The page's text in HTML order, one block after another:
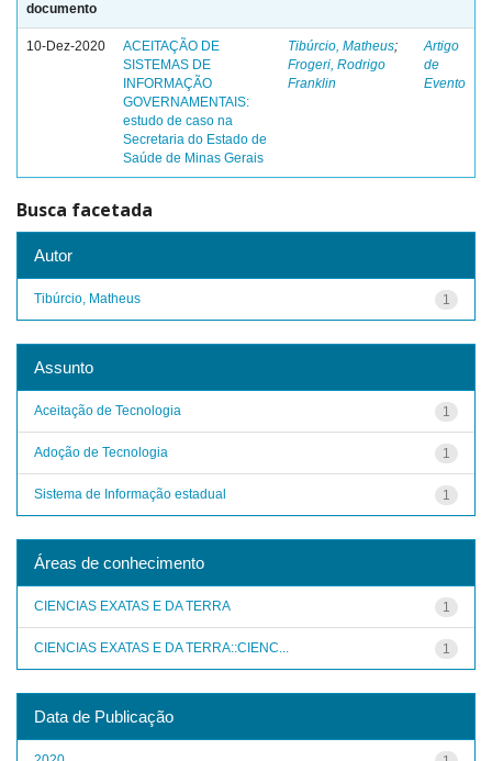
documento
10-Dez-2020
ACEITAÇÃO DE
SISTEMAS DE
INFORMAÇÃO
GOVERNAMENTAIS:
estudo de caso na
Secretaria do Estado de
Saúde de Minas Gerais
Tibúrcio, Matheus;
Frogeri, Rodrigo
Franklin
Artigo
de
Evento
Busca facetada
Autor
1
Tibúrcio, Matheus
Assunto
1
Aceitação de Tecnologia
1
Adoção de Tecnologia
1
Sistema de Informação estadual
Áreas de conhecimento
1
CIENCIAS EXATAS E DA TERRA
1
CIENCIAS EXATAS E DA TERRA::CIENC...
Data de Publicação